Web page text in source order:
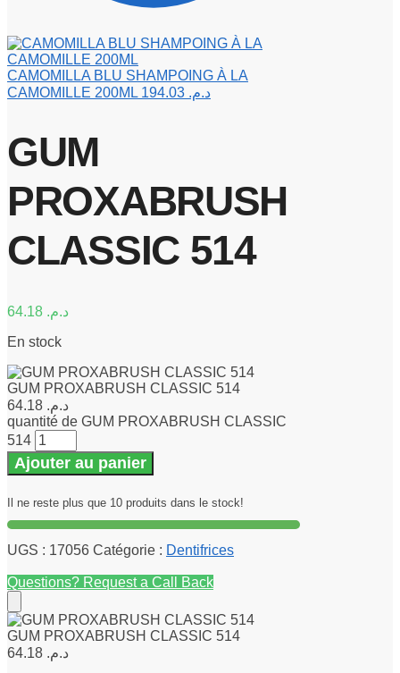
CAMOMILLA BLU SHAMPOING À LA
CAMOMILLE 200ML
د.م.
GUM
PROXABRUSH
CLASSIC 514
د.م.
En stock
GUM PROXABRUSH CLASSIC 514
د.م.
quantité de GUM PROXABRUSH CLASSIC
514
Ajouter au panier
Il ne reste plus que 10 produits dans le stock!
UGS : 17056 Catégorie : Dentifrices
Questions? Request a Call Back
GUM PROXABRUSH CLASSIC 514
د.م.